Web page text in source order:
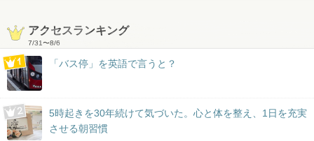
アクセスランキング
7/31〜8/6
「バス停」を英語で言うと？
5時起きを30年続けて気づいた。心と体を整え、1日を充実
させる朝習慣